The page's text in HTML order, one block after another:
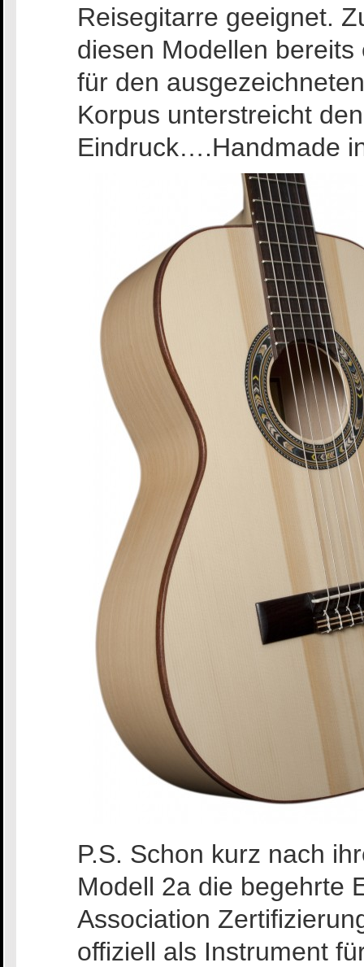
Reisegitarre geeignet.
diesen Modellen
für den
Korpus unterstreicht
Eindruck….Handmade
P.S. Schon kurz nach
Modell 2a die begehrte
Association
offiziell als Instrument